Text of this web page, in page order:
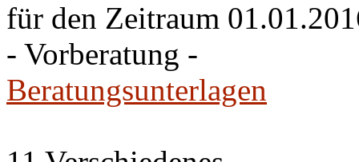
für den Zeitraum
- Vorberatung -
Beratungsunterlagen